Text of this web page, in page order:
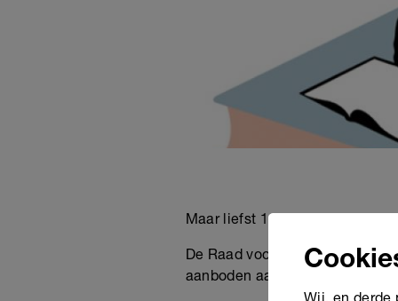
Maar liefst 18 procent van de
De Raad voor Cultuur en de
aanboden aan minister Van